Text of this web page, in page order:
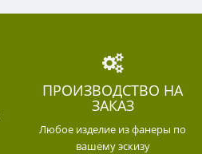
ПРОИЗВОДСТВО НА
ЗАКАЗ
Любое изделие из фанеры по
вашему эскизу